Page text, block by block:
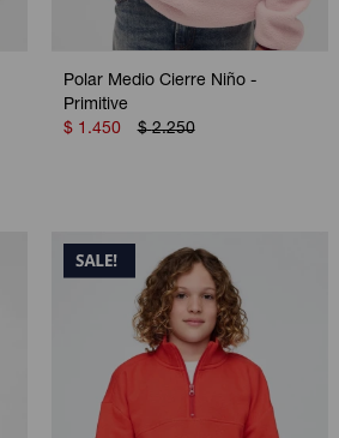
Polar Medio Cierre Niño -
Primitive
$ 1.450 $ 2.250